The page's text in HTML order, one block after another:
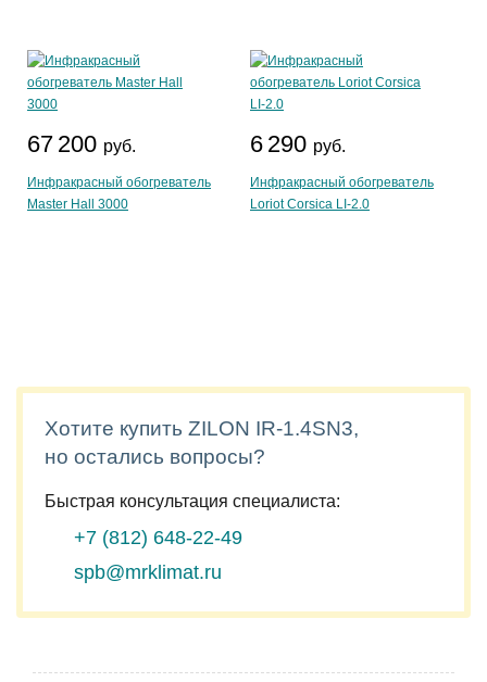
67 200 руб.
Инфракрасный обогреватель
Master Hall 3000
6 290 руб.
Инфракрасный обогреватель
Loriot Corsica LI-2.0
Хотите купить ZILON IR-1.4SN3,
но остались вопросы?
Быстрая консультация специалиста:
+7 (812) 648-22-49
spb@mrklimat.ru